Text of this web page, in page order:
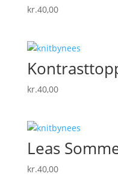
kr.40,00
kr.40,00
Leas
kr.40,00